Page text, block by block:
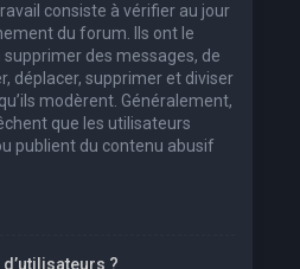
consiste à vérifier au jour
du forum. Ils ont le
des messages, de
déplacer, supprimer et diviser
modèrent. Généralement,
que les utilisateurs
publient du contenu abusif
?